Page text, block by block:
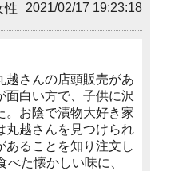
性 2021/02/17 19:23:18
越さんの店頭販売があ
面白い方で、子供に沢
。お陰で漬物大好き家
丸越さんを見つけられ
あることを知り注文し
べた懐かしい味に、